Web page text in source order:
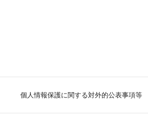
個人情報保護に関する対外的公表事項等